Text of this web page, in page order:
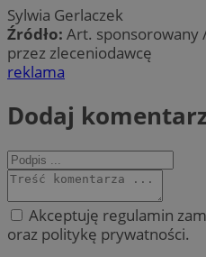
Sylwia Gerlaczek
Źródło: Art. sponsorowany
przez zleceniodawcę
reklama
Dodaj
Akceptuję regulamin
oraz politykę prywatności.